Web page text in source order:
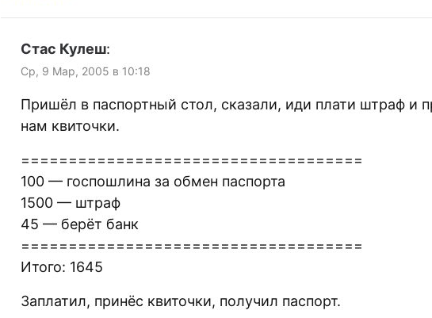
Стас Кулеш:
Ср, 9 Мар, 2005 в 10:18
Пришёл в паспортный стол, сказали, иди плати штраф и
нам квиточки.
====================================
100 — госпошлина за обмен паспорта
1500 — штраф
45 — берёт банк
====================================
Итого: 1645
Заплатил, принёс квиточки, получил паспорт.